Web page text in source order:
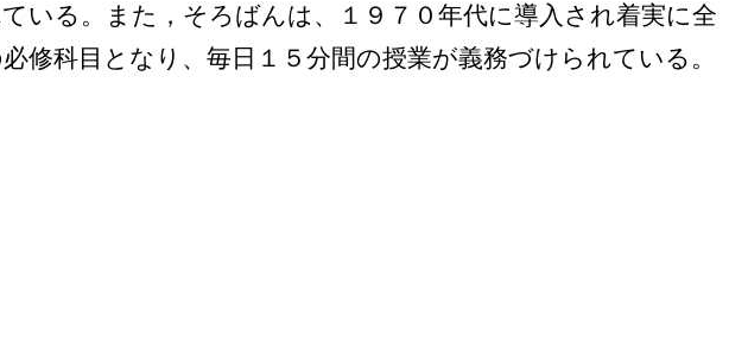
いる。また，そろばんは、１９７０年代に導入され着実に全
修科目となり、毎日１５分間の授業が義務づけられている。